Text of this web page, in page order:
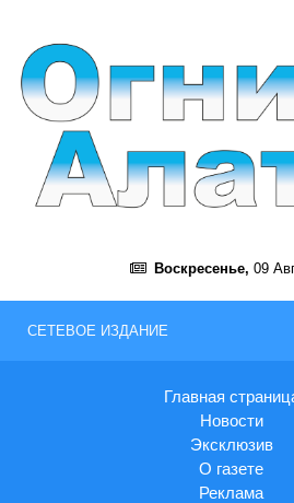
Воскресенье, 09
СЕТЕВОЕ ИЗДАНИЕ
Главная
Новости
Эксклюзив
О газете
Реклама